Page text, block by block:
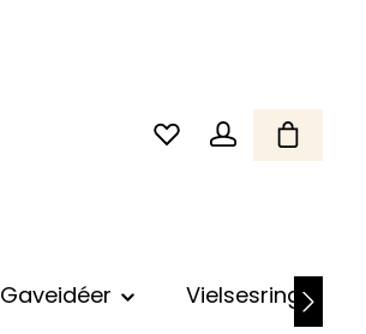
Gaveidéer Vielsesringe